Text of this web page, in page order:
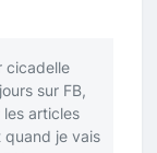
cicadelle
sur FB,
articles
quand je vais